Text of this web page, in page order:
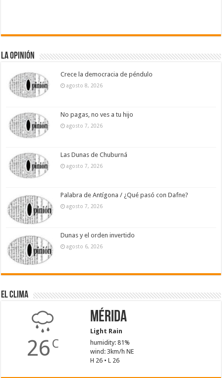
La Opinión
Crece la democracia de péndulo
agosto 8, 2026
No pagas, no ves a tu hijo
agosto 7, 2026
Las Dunas de Chuburná
agosto 7, 2026
Palabra de Antígona / ¿Qué pasó con Dafne?
agosto 7, 2026
Dunas y el orden invertido
agosto 6, 2026
El Clima
26 C
Mérida
Light Rain
humidity: 81%
wind: 3km/h NE
H 26 • L 26